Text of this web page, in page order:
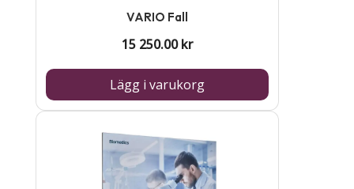
VARIO Fall
15 250.00kr
Lägg i varukorg
produkten